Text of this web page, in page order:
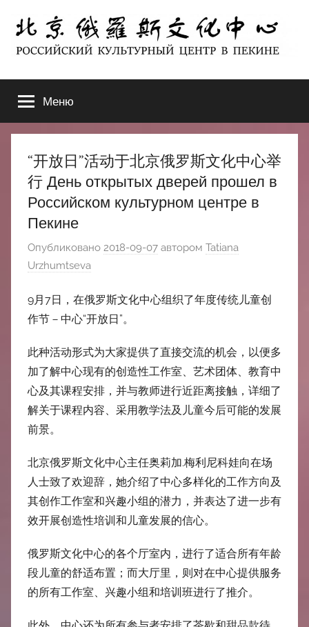
содержимому
北
京
俄
罗
斯
文
中
心
ЦЕНТР
В
ПЕКИНЕ
Меню
“开放日”活动于北京俄罗斯文化中心举
行 День открытых дверей прошел в
Российском культурном центре в
Пекине
Опубликовано 2018-09-07 автором Tatiana
Urzhumtseva
9月7日，在俄罗斯文化中心组织了年度传统儿童创
作节－中心“开放日”。
此种活动形式为大家提供了直接交流的机会，以便多
加了解中心现有的创造性工作室、艺术团体、教育中
心及其课程安排，并与教师进行近距离接触，详细了
解关于课程内容、采用教学法及儿童今后可能的发展
前景。
北京俄罗斯文化中心主任奥莉加.梅利尼科娃向在场
人士致了欢迎辞，她介绍了中心多样化的工作方向及
其创作工作室和兴趣小组的潜力，并表达了进一步有
效开展创造性培训和儿童发展的信心。
俄罗斯文化中心的各个厅室内，进行了适合所有年龄
段儿童的舒适布置；而大厅里，则对在中心提供服务
的所有工作室、兴趣小组和培训班进行了推介。